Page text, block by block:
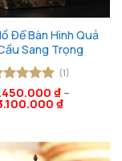
Để Bàn Hình Quả
Sang Trọng
xếp
55
(1)
₫–
₫